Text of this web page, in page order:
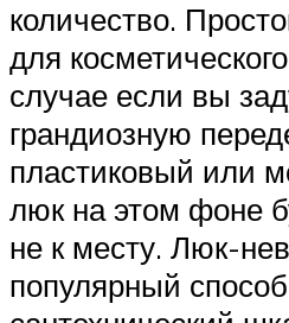
количество.
для
случае если вы
грандиозную
пластиковый или
люк на этом фоне
не к месту. Люк-
популярный